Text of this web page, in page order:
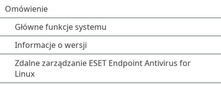
Omówienie
Główne funkcje systemu
Informacje o wersji
Zdalne zarządzanie ESET Endpoint Antivirus for
Linux